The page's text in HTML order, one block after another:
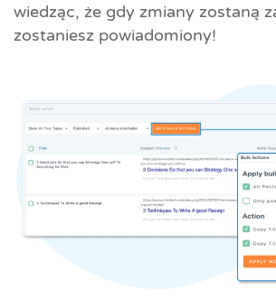
wiedząc, że gdy zmiany zostaną
zostaniesz powiadomiony!